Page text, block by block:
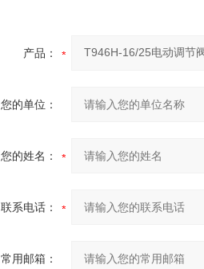
产品：
您的单位：
您的姓名：
联系电话：
常用邮箱：